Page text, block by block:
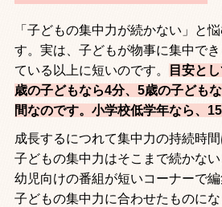
「子どもの集中力が続かない」と
す。実は、子どもが物事に集中で
ている以上に短いのです。
目安と
歳の子どもなら4分、5歳の子ども
間なのです。小学校低学年なら、15
成長するにつれて集中力の持続時間
子どもの集中力はそこまで続かない
幼児向けの番組が短いコーナーで編
子どもの集中力に合わせたものに